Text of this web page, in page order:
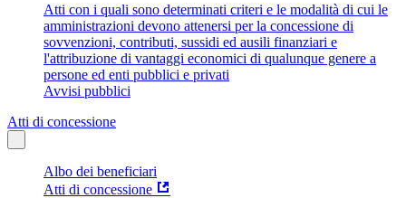
Atti con i quali sono determinati criteri e le modalità di cui le
amministrazioni devono attenersi per la concessione di
sovvenzioni, contributi, sussidi ed ausili finanziari e
l'attribuzione di vantaggi economici di qualunque genere a
persone ed enti pubblici e privati
Avvisi pubblici
Atti di concessione
Albo dei beneficiari
Atti di concessione